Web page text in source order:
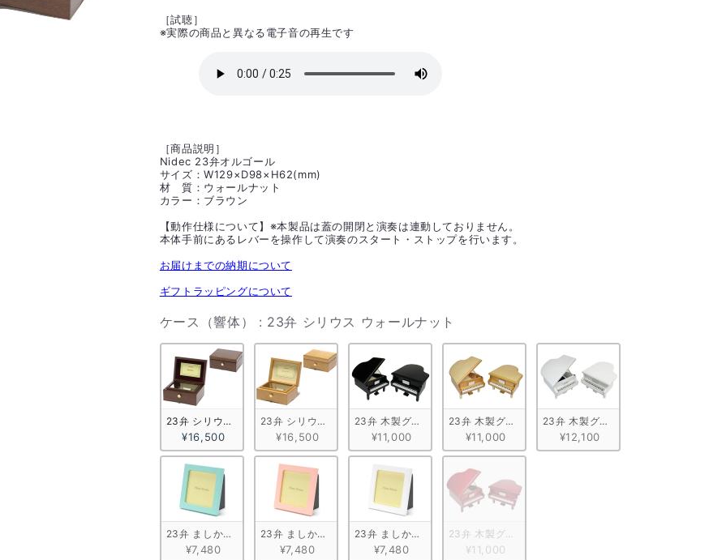
価
格
［試聴］
※実際の商品と異なる電子音の再生です
［商品説明］
Nidec 23弁オルゴール
サイズ：W129×D98×H62(mm)
材 質：ウォールナット
カラー：ブラウン
【動作仕様について】※本製品は蓋の開閉と演奏は連動しておりません。
本体手前にあるレバーを操作して演奏のスタート・ストップを行います。
お届けまでの納期について
ギフトラッピングについて
ケース（響体） : 23弁 シリウス ウォールナット
23弁 シリウス ウォールナット
¥16,500
23弁 シリウス メープル
¥16,500
23弁 木製グランドピアノ型　ブラック
¥11,000
23弁 木製グランドピアノ型　ナチュラル
¥11,000
23弁 木製グランドピアノ型　ホワ
¥12,100
23弁 ましかくパステルフレーム　ミントグリーン
¥7,480
23弁 ましかくパステルフレーム　ピンク
¥7,480
23弁 ましかくパステルフレーム　ホワイト
¥7,480
23弁 木製グランドピアノ型　ワイン
¥11,000